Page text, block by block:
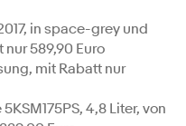
in space-grey und
589,90 Euro
mit Rabatt nur
4,8 Liter, von